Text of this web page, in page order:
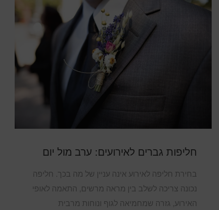
חליפות גברים לאירועים: ערב מול יום
בחירת חליפה לאירוע אינה עניין של מה בכך. חליפה
נכונה צריכה לשלב בין מראה מרשים, התאמה לאופי
האירוע, גזרה שמחמיאה לגוף ונוחות מרבית